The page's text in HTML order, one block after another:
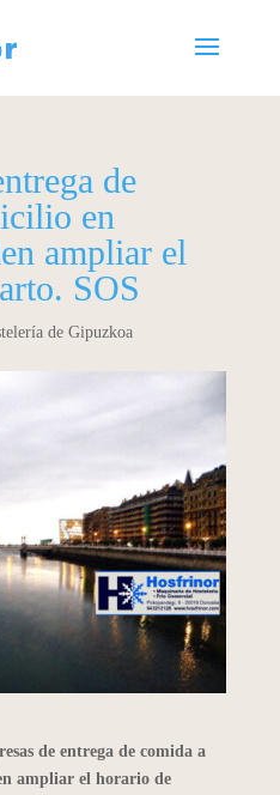
de
en
ampliar el
SOS
de Gipuzkoa
de entrega de comida a
ampliar el horario de